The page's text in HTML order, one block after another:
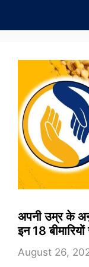
अपनी उम्र के
इन 18
August 26,